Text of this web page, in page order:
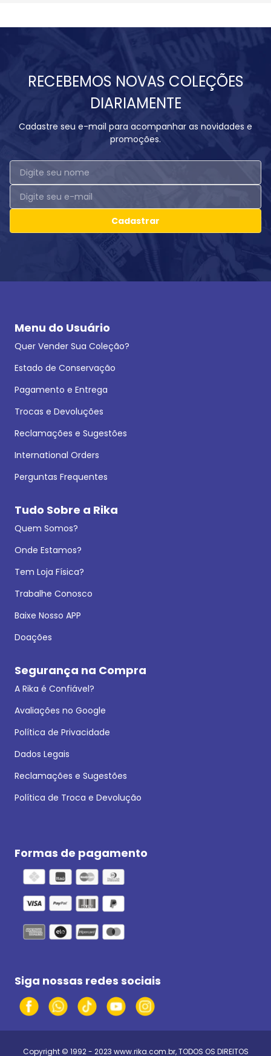
RECEBEMOS NOVAS COLEÇÕES
DIARIAMENTE
Cadastre seu e-mail para acompanhar as novidades e
promoções.
Cadastrar
Menu do Usuário
Quer Vender Sua Coleção?
Estado de Conservação
Pagamento e Entrega
Trocas e Devoluções
Reclamações e Sugestões
International Orders
Perguntas Frequentes
Tudo Sobre a Rika
Quem Somos?
Onde Estamos?
Tem Loja Física?
Trabalhe Conosco
Baixe Nosso APP
Doações
Segurança na Compra
A Rika é Confiável?
Avaliações no Google
Política de Privacidade
Dados Legais
Reclamações e Sugestões
Política de Troca e Devolução
Formas de pagamento
Siga nossas redes sociais
Copyright © 1992 - 2023 www.rika.com.br, TODOS OS DIREITOS